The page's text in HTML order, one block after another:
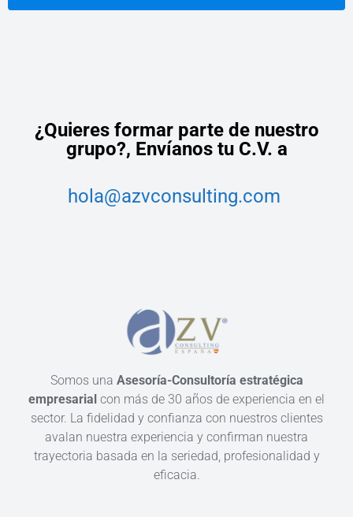
¿Quieres formar parte de nuestro
grupo?, Envíanos tu C.V. a
hola@azvconsulting.com
Somos una Asesoría-Consultoría estratégica
empresarial con más de 30 años de experiencia en el
sector. La fidelidad y confianza con nuestros clientes
avalan nuestra experiencia y confirman nuestra
trayectoria basada en la seriedad, profesionalidad y
eficacia.